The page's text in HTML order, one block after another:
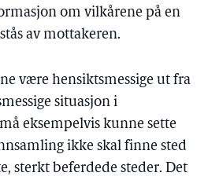
om vilkårene på en
av mottakeren.
være hensiktsmessige ut fra
situasjon i
eksempelvis kunne sette
ikke skal finne sted
sterkt beferdede steder. Det